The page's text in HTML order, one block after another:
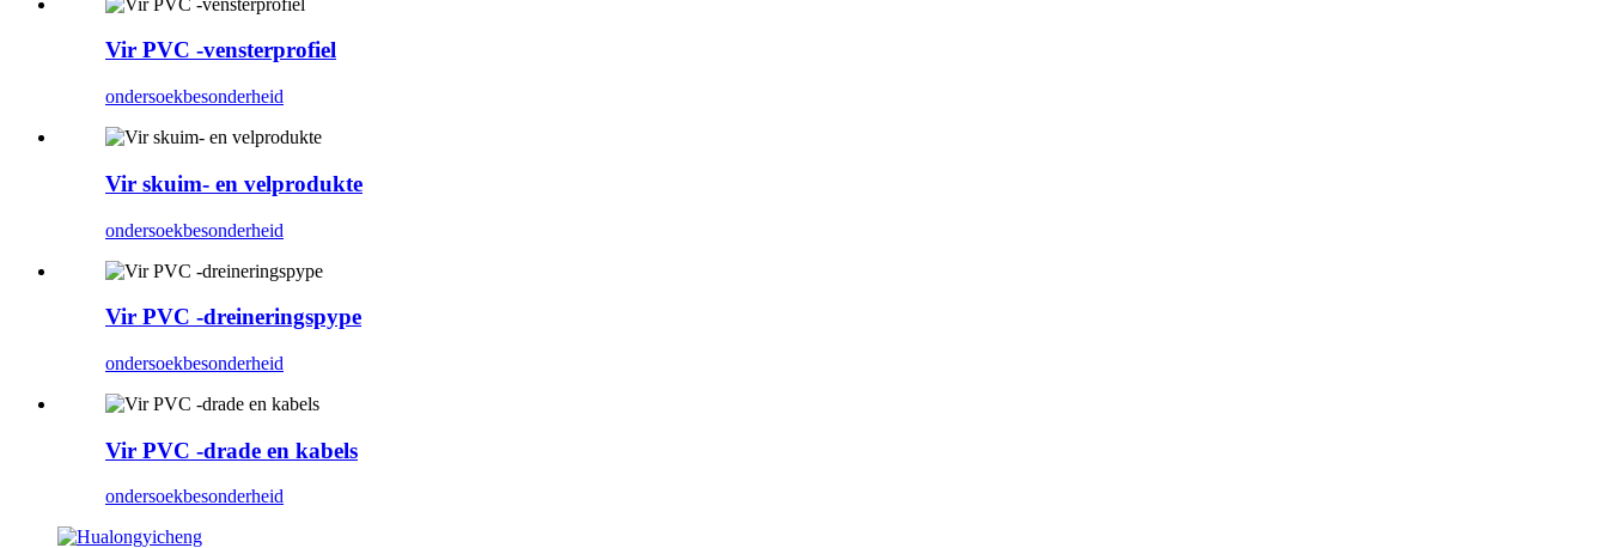
Vir PVC -vensterprofiel
ondersoekbesonderheid
Vir skuim- en velprodukte
ondersoekbesonderheid
Vir PVC -dreineringspype
ondersoekbesonderheid
Vir PVC -drade en kabels
ondersoekbesonderheid